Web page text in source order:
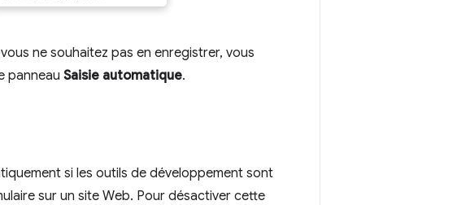
ne souhaitez pas en enregistrer, vous
panneau Saisie automatique.
si les outils de développement sont
sur un site Web. Pour désactiver cette